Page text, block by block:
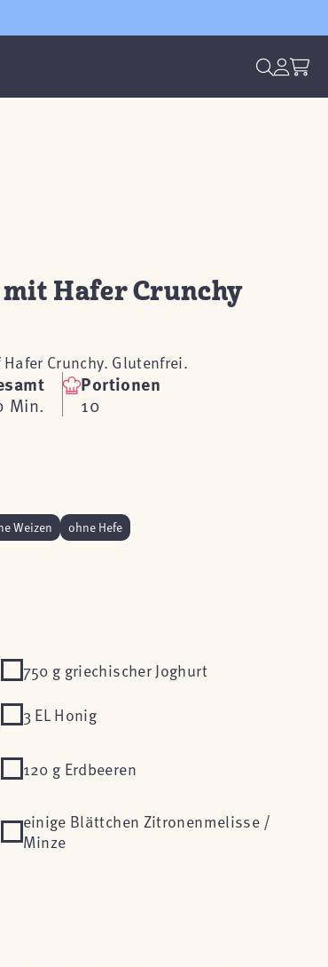
Hafer Crunchy
Crunchy. Glutenfrei.
Min.
Portionen
10
Weizen ohne Hefe
750 g griechischer Joghurt
3 EL Honig
120 g Erdbeeren
einige Blättchen Zitronenmelisse /
Minze